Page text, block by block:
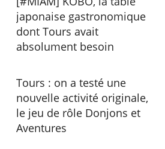
japonaise gastronomique
dont Tours avait
absolument besoin
Tours : on a testé une
nouvelle activité originale,
le jeu de rôle Donjons et
Aventures